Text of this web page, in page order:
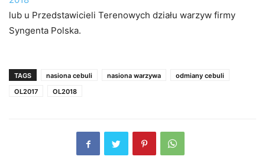
lub u Przedstawicieli Terenowych działu warzyw firmy
Syngenta Polska.
TAGS nasiona cebuli nasiona warzywa
odmiany cebuli
OL2017
OL2018